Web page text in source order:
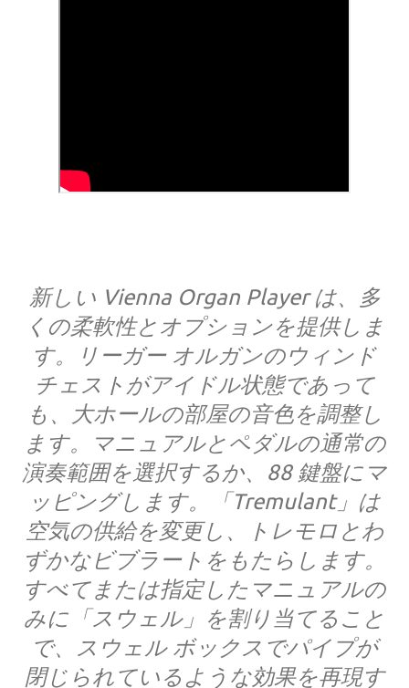
新しい Vienna Organ Player は、多
くの柔軟性とオプションを提供しま
す。リーガー オルガンのウィンド
チェストがアイドル状態であって
も、大ホールの部屋の音色を調整し
ます。マニュアルとペダルの通常の
演奏範囲を選択するか、88 鍵盤にマ
ッピングします。「Tremulant」は
空気の供給を変更し、トレモロとわ
ずかなビブラートをもたらします。
すべてまたは指定したマニュアルの
みに「スウェル」を割り当てること
で、スウェル ボックスでパイプが
閉じられているような効果を再現す